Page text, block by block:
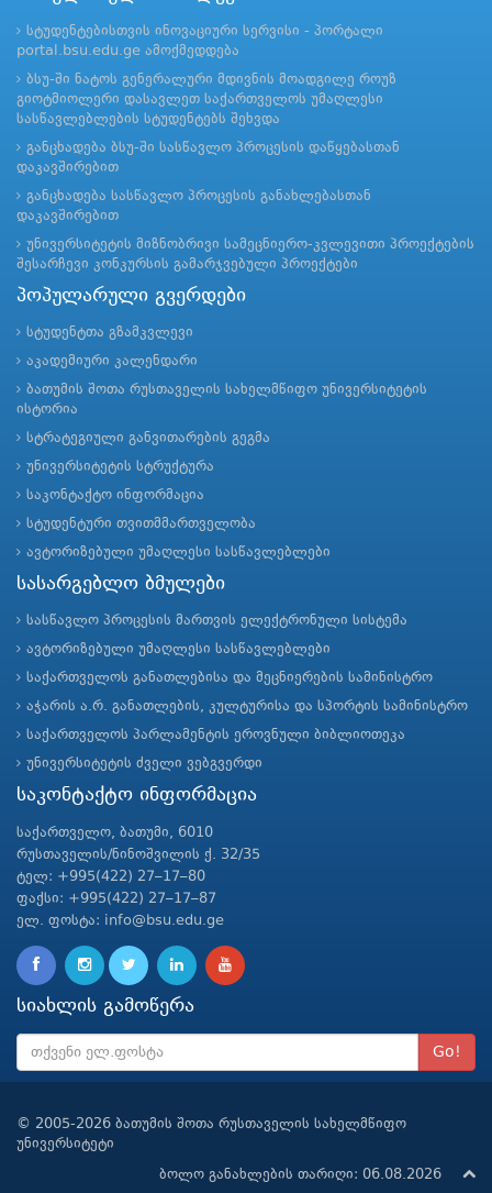
სტუდენტებისთვის ინოვაციური სერვისი - პორტალი
portal.bsu.edu.ge ამოქმედდება
ბსუ-ში ნატოს გენერალური მდივნის მოადგილე როუზ
გიოტმიოლერი დასავლეთ საქართველოს უმაღლესი
სასწავლებლების სტუდენტებს შეხვდა
განცხადება ბსუ-ში სასწავლო პროცესის დაწყებასთან
დაკავშირებით
განცხადება სასწავლო პროცესის განახლებასთან
დაკავშირებით
უნივერსიტეტის მიზნობრივი სამეცნიერო-კვლევითი პროექტების
შესარჩევი კონკურსის გამარჯვებული პროექტები
პოპულარული გვერდები
სტუდენტთა გზამკვლევი
აკადემიური კალენდარი
ბათუმის შოთა რუსთაველის სახელმწიფო უნივერსიტეტის
ისტორია
სტრატეგიული განვითარების გეგმა
უნივერსიტეტის სტრუქტურა
საკონტაქტო ინფორმაცია
სტუდენტური თვითმმართველობა
ავტორიზებული უმაღლესი სასწავლებლები
სასარგებლო ბმულები
სასწავლო პროცესის მართვის ელექტრონული სისტემა
ავტორიზებული უმაღლესი სასწავლებლები
საქართველოს განათლებისა და მეცნიერების სამინისტრო
აჭარის ა.რ. განათლების, კულტურისა და სპორტის სამინისტრო
საქართველოს პარლამენტის ეროვნული ბიბლიოთეკა
უნივერსიტეტის ძველი ვებგვერდი
საკონტაქტო ინფორმაცია
საქართველო, ბათუმი, 6010
რუსთაველის/ნინოშვილის ქ. 32/35
ტელ: +995(422) 27–17–80
ფაქსი: +995(422) 27–17–87
ელ. ფოსტა: info@bsu.edu.ge
სიახლის გამოწერა
Go!
© 2005-2026 ბათუმის შოთა რუსთაველის სახელმწიფო
უნივერსიტეტი
ბოლო განახლების თარიღი: 06.08.2026